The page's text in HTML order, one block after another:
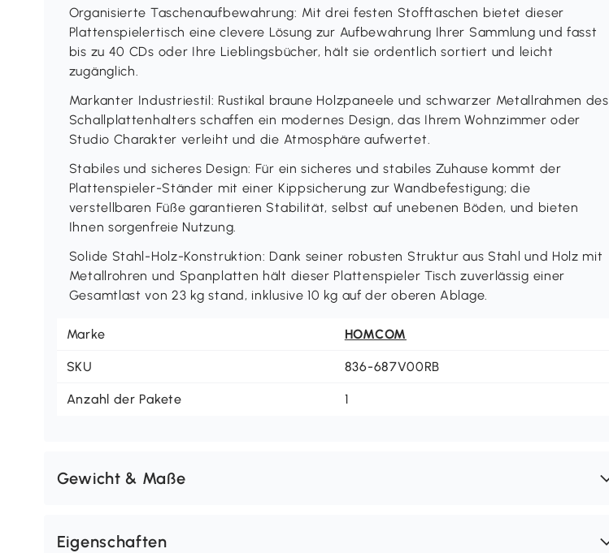
Organisierte Taschenaufbewahrung: Mit drei festen Stofftaschen bietet dieser
Plattenspielertisch eine clevere Lösung zur Aufbewahrung Ihrer Sammlung und fasst
bis zu 40 CDs oder Ihre Lieblingsbücher, hält sie ordentlich sortiert und leicht
zugänglich.
Markanter Industriestil: Rustikal braune Holzpaneele und schwarzer Metallrahmen des
Schallplattenhalters schaffen ein modernes Design, das Ihrem Wohnzimmer oder
Studio Charakter verleiht und die Atmosphäre aufwertet.
Stabiles und sicheres Design: Für ein sicheres und stabiles Zuhause kommt der
Plattenspieler-Ständer mit einer Kippsicherung zur Wandbefestigung; die
verstellbaren Füße garantieren Stabilität, selbst auf unebenen Böden, und bieten
Ihnen sorgenfreie Nutzung.
Solide Stahl-Holz-Konstruktion: Dank seiner robusten Struktur aus Stahl und Holz mit
Metallrohren und Spanplatten hält dieser Plattenspieler Tisch zuverlässig einer
Gesamtlast von 23 kg stand, inklusive 10 kg auf der oberen Ablage.
Marke HOMCOM
SKU 836-687V00RB
Anzahl der Pakete 1
Gewicht & Maße
Eigenschaften